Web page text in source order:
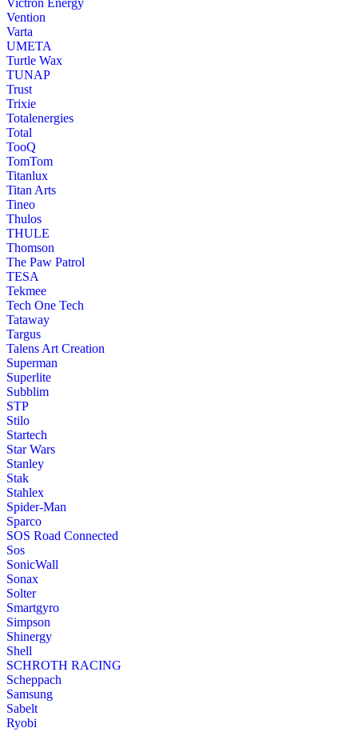
Vention
Varta
UMETA
Turtle Wax
TUNAP
Trust
Trixie
Totalenergies
Total
TooQ
TomTom
Titanlux
Titan Arts
Tineo
Thulos
THULE
Thomson
The Paw Patrol
TESA
Tekmee
Tech One Tech
Tataway
Targus
Talens Art Creation
Superman
Superlite
Subblim
STP
Stilo
Startech
Star Wars
Stanley
Stak
Stahlex
Spider-Man
Sparco
SOS Road Connected
Sos
SonicWall
Sonax
Solter
Smartgyro
Simpson
Shinergy
Shell
SCHROTH RACING
Scheppach
Samsung
Sabelt
Ryobi